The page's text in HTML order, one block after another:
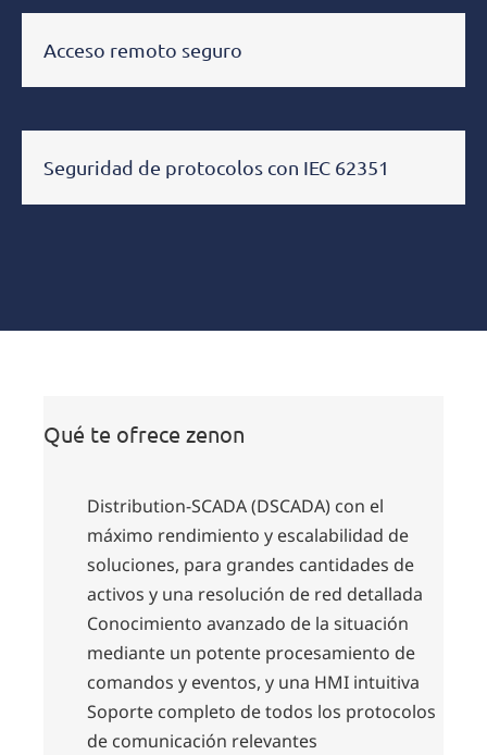
Acceso remoto seguro
Seguridad de protocolos con IEC 62351
Qué te ofrece zenon
Distribution-SCADA (DSCADA) con el
máximo rendimiento y escalabilidad de
soluciones, para grandes cantidades de
activos y una resolución de red detallada
Conocimiento avanzado de la situación
mediante un potente procesamiento de
comandos y eventos, y una HMI intuitiva
Soporte completo de todos los protocolos
de comunicación relevantes